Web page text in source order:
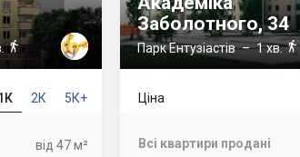

2К 5К+
від 47 м²
Заболотного, 34
Парк Ентузіастів– 1 хв.
Ціна
Всі квартири продані